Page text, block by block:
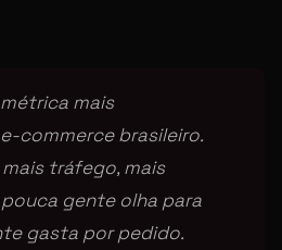
mais
commerce brasileiro.
tráfego, mais
gente olha para
gasta por pedido.